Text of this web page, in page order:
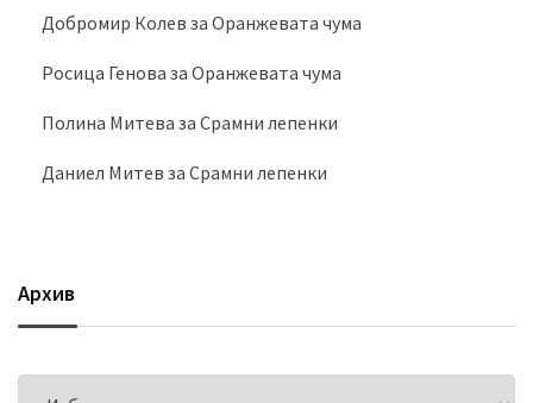
Добромир Колев за Оранжевата чума
Росица Генова за Оранжевата чума
Полина Митева за Срамни лепенки
Даниел Митев за Срамни лепенки
Архив
Архив